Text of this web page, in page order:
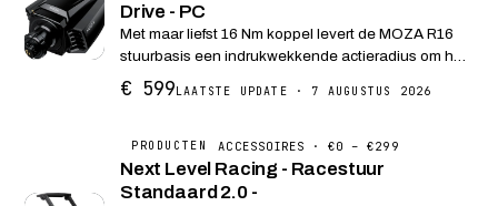
Drive - PC
Met maar liefst 16 Nm koppel levert de MOZA R16
stuurbasis een indrukwekkende actieradius om het
soort nauwkeurige dips te bieden dat een Direct
Drive FFB Drive System kan bieden - van GT tot F1.
€ 599LAATSTE UPDATE · 7 AUGUSTUS 2026
PRODUCTEN ACCESSOIRES · €0 – €299
Next Level Racing - Racestuur
Standaard 2.0 -